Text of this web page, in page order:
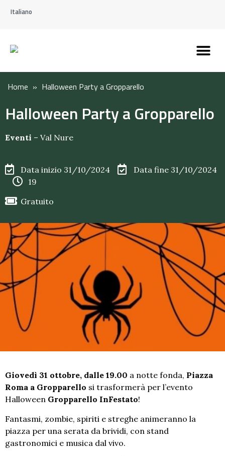
Italiano
Home » Halloween Party a Gropparello
Halloween Party a Gropparello
Eventi – Val Nure
Data inizio 31/10/2024
Data fine 31/10/2024
19
Gratuito
Giovedì 31 ottobre, dalle 19.00 a notte fonda, Piazza
Roma a Gropparello si trasformerà per l’evento
Halloween Gropparello InFestato!
Fantasmi, zombie, spiriti e streghe animeranno la
piazza per una serata da brividi, con stand
gastronomici e musica dal vivo.